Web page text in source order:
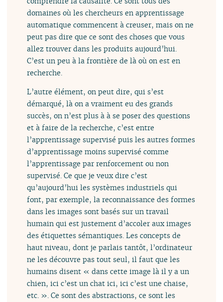
domaines où les chercheurs en apprentissage
automatique commencent à creuser, mais on ne
peut pas dire que ce sont des choses que vous
allez trouver dans les produits aujourd’hui.
C’est un peu à la frontière de là où on est en
recherche.
L’autre élément, on peut dire, qui s’est
démarqué, là on a vraiment eu des grands
succès, on n’est plus à à se poser des questions
et à faire de la recherche, c’est entre
l’apprentissage supervisé puis les autres formes
d’apprentissage moins supervisé comme
l’apprentissage par renforcement ou non
supervisé. Ce que je veux dire c’est
qu’aujourd’hui les systèmes industriels qui
font, par exemple, la reconnaissance des formes
dans les images sont basés sur un travail
humain qui est justement d’accoler aux images
des étiquettes sémantiques. Les concepts de
haut niveau, dont je parlais tantôt, l’ordinateur
ne les découvre pas tout seul, il faut que les
humains disent « dans cette image là il y a un
chien, ici c’est un chat ici, ici c’est une chaise,
etc. ». Ce sont des abstractions, ce sont les